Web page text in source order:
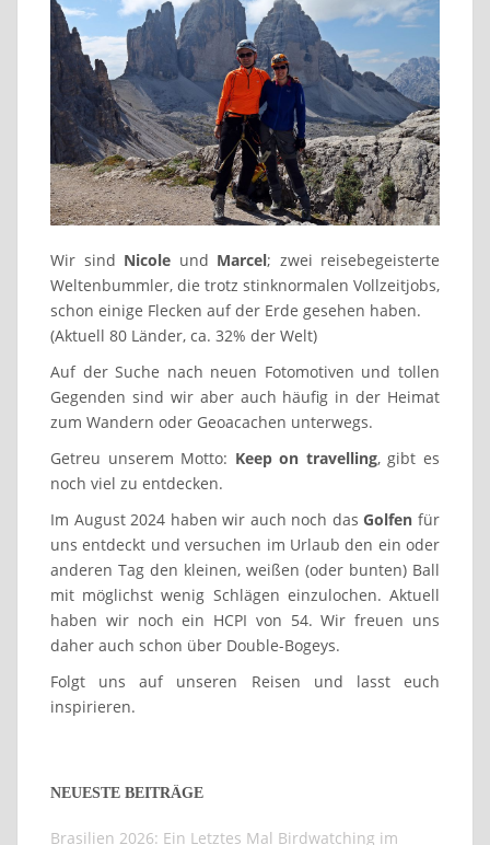
Wir sind Nicole und Marcel; zwei reisebegeisterte
Weltenbummler, die trotz stinknormalen Vollzeitjobs,
schon einige Flecken auf der Erde gesehen haben.
(Aktuell 80 Länder, ca. 32% der Welt)
Auf der Suche nach neuen Fotomotiven und tollen
Gegenden sind wir aber auch häufig in der Heimat
zum Wandern oder Geoacachen unterwegs.
Getreu unserem Motto: Keep on travelling, gibt es
noch viel zu entdecken.
Im August 2024 haben wir auch noch dasGolfen für
uns entdeckt und versuchen im Urlaub den ein oder
anderen Tag den kleinen, weißen (oder bunten) Ball
mit möglichst wenig Schlägen einzulochen. Aktuell
haben wir noch ein HCPI von 54. Wir freuen uns
daher auch schon über Double-Bogeys.
Folgt uns auf unseren Reisen und lasst euch
inspirieren.
NEUESTE BEITRÄGE
Brasilien 2026: Ein Letztes Mal Birdwatching im